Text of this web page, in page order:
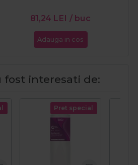
81,24 LEI / buc
Adauga in cos
fost interesati de:
Pret special